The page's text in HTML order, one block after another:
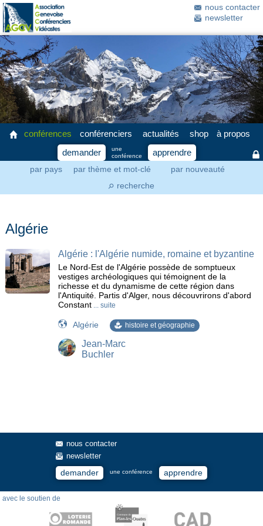
nous contacter
newsletter
conférences
par pays par thème et mot-clé par nouveauté
⚲ recherche
conférenciers actualités shop
à propos
demander
une
conférence
apprendre
Algérie
Algérie : l'Algérie numide, romaine et byzantine
Le Nord-Est de l'Algérie possède de somptueux
vestiges archéologiques qui témoignent de la
richesse et du dynamisme de cette région dans
l'Antiquité. Partis d'Alger, nous découvrirons d'abord
Constant... suite
Algérie histoire et géographie
Jean-Marc
Buchler
nous contacter
newsletter
demander une conférence apprendre
avec le soutien de